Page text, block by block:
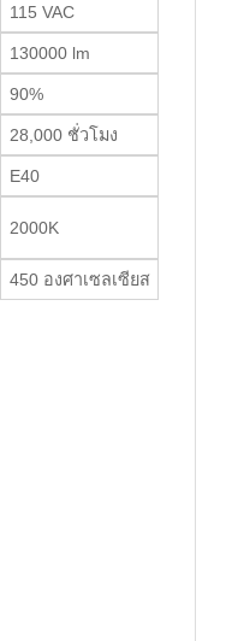
115 VAC
130000 lm
90%
28,000 ชั่วโมง
E40
2000K
450 องศาเซลเซียส